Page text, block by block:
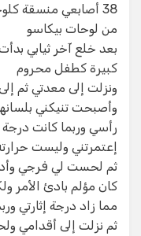
38 أصابعي منسقة
من لوحات بيكاسو
بعد خلع آخر ثيابي
كبيرة كطفل محروم
ونزلت إلى معدتي ثم
وأصبحت تنيكني
رأسي وربما كانت
إعتمرتني وليست
ثم لحست لي فرجي
كان مؤلم بادئ الأمر
مما زاد درجة إثارتي
ثم نزلت إلى أقدامي